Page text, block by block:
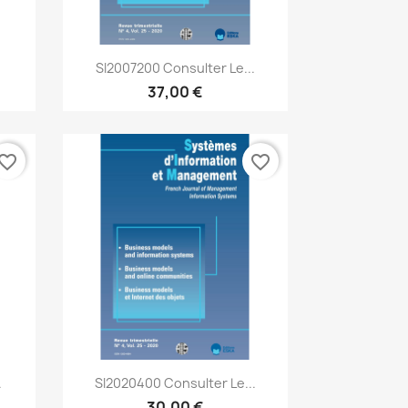
Aperçu rapide
SI2007200 Consulter Le...
37,00 €
Aperçu rapide
SI2020400 Consulter Le...
favorite_border